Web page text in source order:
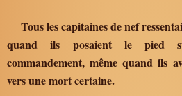
Tous les capitaines de nef
quand ils posaient le pied
commandement, même quand ils
vers une mort certaine.